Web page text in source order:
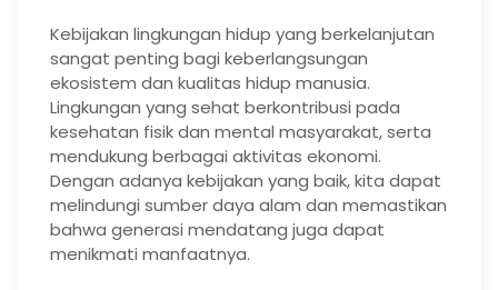
Kebijakan lingkungan hidup yang berkelanjutan
sangat penting bagi keberlangsungan
ekosistem dan kualitas hidup manusia.
Lingkungan yang sehat berkontribusi pada
kesehatan fisik dan mental masyarakat, serta
mendukung berbagai aktivitas ekonomi.
Dengan adanya kebijakan yang baik, kita dapat
melindungi sumber daya alam dan memastikan
bahwa generasi mendatang juga dapat
menikmati manfaatnya.